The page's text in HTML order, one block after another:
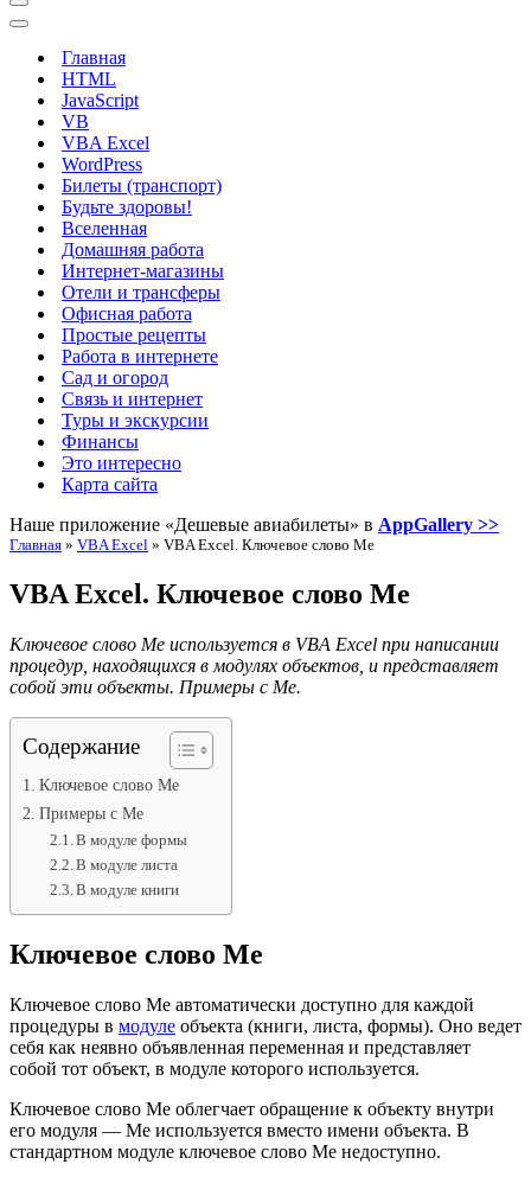
Меню
навигации
Меню
навигацииГлавная
HTML
JavaScript
VB
VBA Excel
WordPress
Билеты (транспорт)
Будьте здоровы!
Вселенная
Домашняя работа
Интернет-магазины
Отели и трансферы
Офисная работа
Простые рецепты
Работа в интернете
Сад и огород
Связь и интернет
Туры и экскурсии
Финансы
Это интересно
Карта сайта
Наше приложение «Дешевые авиабилеты» в AppGallery >>
Главная » VBA Excel » VBA Excel. Ключевое слово Me
VBA Excel. Ключевое слово Me
Ключевое слово Me используется в VBA Excel при написании
процедур, находящихся в модулях объектов, и представляет
собой эти объекты. Примеры с Me.
Содержание
Ключевое слово Me
Примеры с Me
В модуле формы
В модуле листа
В модуле книги
Ключевое слово Me
Ключевое слово Me автоматически доступно для каждой
процедуры в модуле объекта (книги, листа, формы). Оно ведет
себя как неявно объявленная переменная и представляет
собой тот объект, в модуле которого используется.
Ключевое слово Me облегчает обращение к объекту внутри
его модуля — Me используется вместо имени объекта. В
стандартном модуле ключевое слово Me недоступно.